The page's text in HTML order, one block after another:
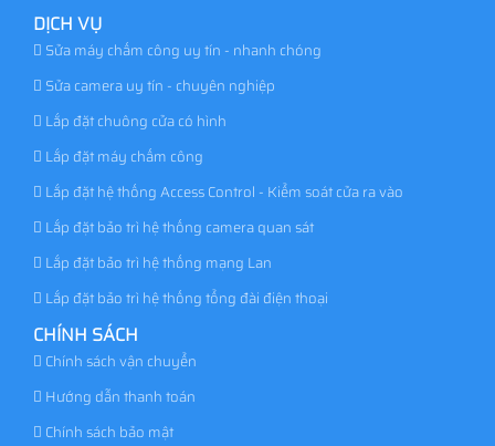
DỊCH VỤ
Sửa máy chấm công uy tín - nhanh chóng
Sửa camera uy tín - chuyên nghiệp
Lắp đặt chuông cửa có hình
Lắp đặt máy chấm công
Lắp đặt hệ thống Access Control - Kiểm soát cửa ra vào
Lắp đặt bảo trì hệ thống camera quan sát
Lắp đặt bảo trì hệ thống mạng Lan
Lắp đặt bảo trì hệ thống tổng đài điện thoại
CHÍNH SÁCH
Chính sách vận chuyển
Hướng dẫn thanh toán
Chính sách bảo mật